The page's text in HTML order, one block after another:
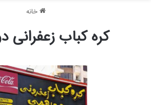
خانه
کره کباب زعفرانی